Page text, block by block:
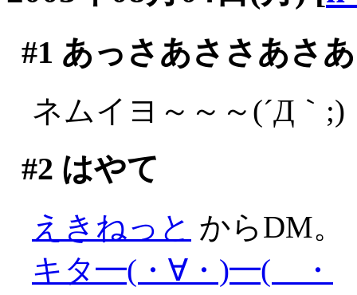
#1 あっさあささあさ
ネムイヨ～～～(´Д｀;)
#2 はやて
えきねっと からDM。
キタ━(・∀・)━( ・